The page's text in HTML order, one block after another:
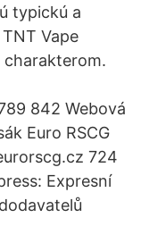
typickú a
Vape
charakterom.
842 Webová
Euro RSCG
724
Expresní